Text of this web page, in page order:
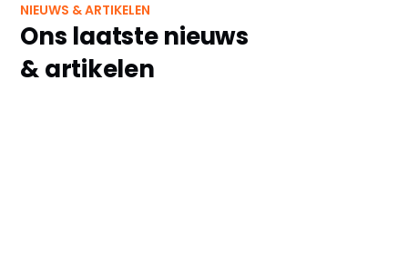
NIEUWS & ARTIKELEN
Ons laatste nieuws
& artikelen